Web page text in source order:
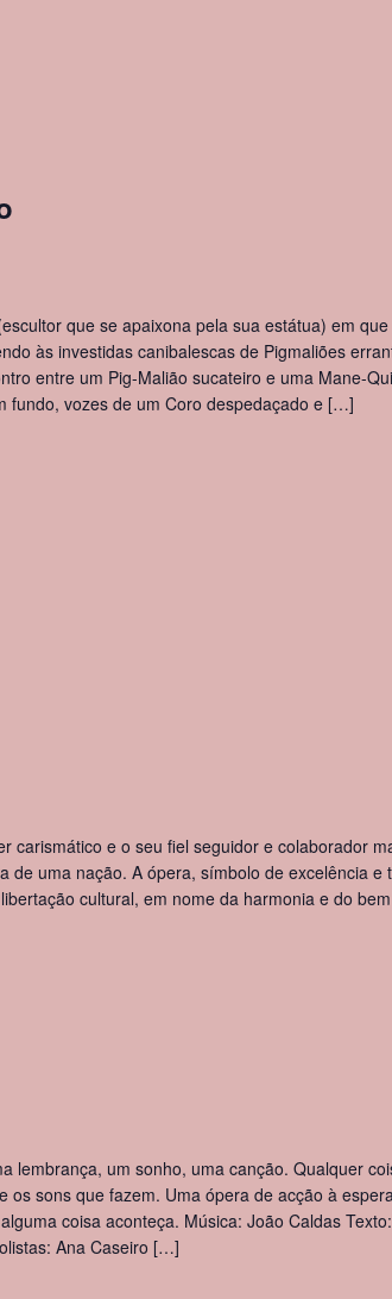
que se apaixona pela sua estátua) em que
às investidas canibalescas de Pigmaliões
entre um Pig-Malião sucateiro e uma Mane-
fundo, vozes de um Coro despedaçado e […]
carismático e o seu fiel seguidor e colaborador
de uma nação. A ópera, símbolo de excelência e
cultural, em nome da harmonia e do
lembrança, um sonho, uma canção. Qualquer
os sons que fazem. Uma ópera de acção à
coisa aconteça. Música: João Caldas
Ana Caseiro […]